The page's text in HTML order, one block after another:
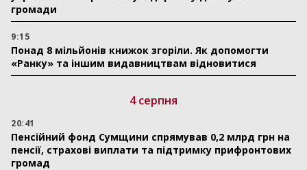
громади
9:15
Понад 8 мільйонів книжок згоріли. Як допомогти
«Ранку» та іншим видавництвам відновитися
4 серпня
20:41
Пенсійний фонд Сумщини спрямував 0,2 млрд грн на
пенсії, страхові виплати та підтримку прифронтових
громад